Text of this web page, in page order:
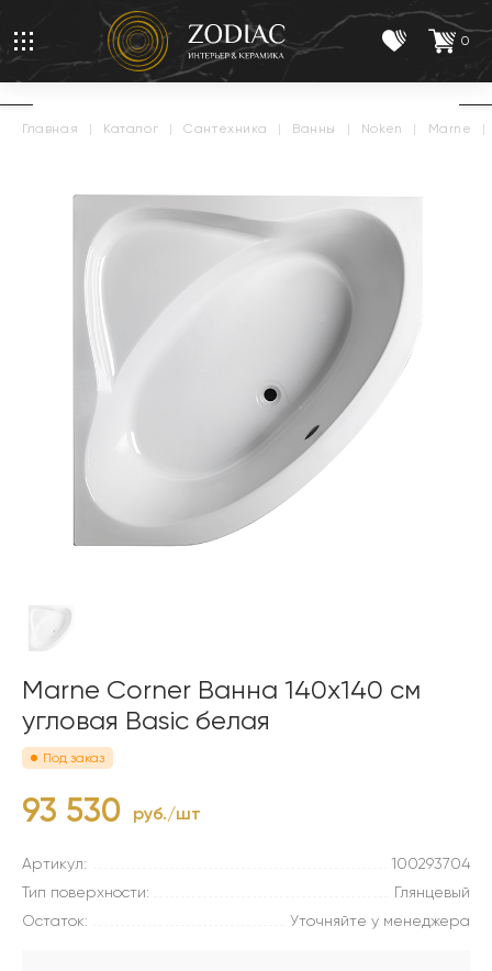
0
главная | каталог | сантехника | ванны | noken | marne |
Marne Corner Ванна 140x140 см
угловая Basic белая
Под заказ
93 530 руб./шт
Артикул:
100293704
Тип поверхности:
Глянцевый
Остаток:
Уточняйте у менеджера